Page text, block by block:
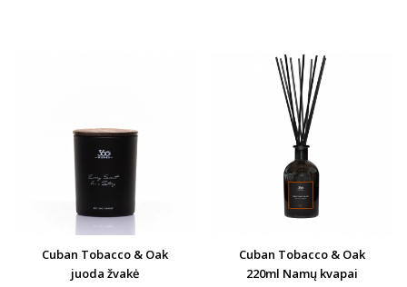
Cuban Tobacco & Oak
juoda žvakė
Cuban Tobacco & Oak
220ml Namų kvapai